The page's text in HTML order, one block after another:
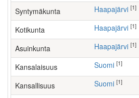
Syntymäkunta Haapajärvi [1]
Kotikunta Haapajärvi [1]
Asuinkunta Haapajärvi [1]
Kansalaisuus Suomi [1]
Kansallisuus Suomi [1]